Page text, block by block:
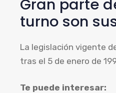
Gran parte
turno son
La legislación vigente
tras el 5 de enero de
Te puede interesar: